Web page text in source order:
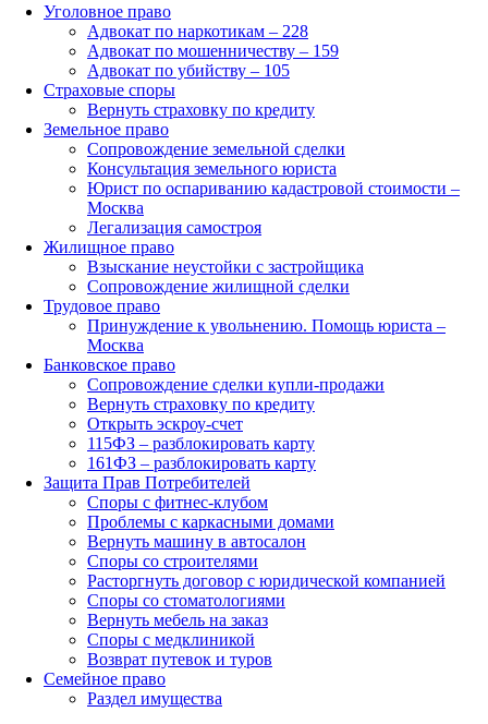
Уголовное право
Адвокат по наркотикам – 228
Адвокат по мошенничеству – 159
Адвокат по убийству – 105
Страховые споры
Вернуть страховку по кредиту
Земельное право
Сопровождение земельной сделки
Консультация земельного юриста
Юрист по оспариванию кадастровой стоимости –
Москва
Легализация самостроя
Жилищное право
Взыскание неустойки с застройщика
Сопровождение жилищной сделки
Трудовое право
Принуждение к увольнению. Помощь юриста –
Москва
Банковское право
Сопровождение сделки купли-продажи
Вернуть страховку по кредиту
Открыть эскроу-счет
115ФЗ – разблокировать карту
161ФЗ – разблокировать карту
Защита Прав Потребителей
Споры с фитнес-клубом
Проблемы с каркасными домами
Вернуть машину в автосалон
Споры со строителями
Расторгнуть договор с юридической компанией
Споры со стоматологиями
Вернуть мебель на заказ
Споры с медклиникой
Возврат путевок и туров
Семейное право
Раздел имущества